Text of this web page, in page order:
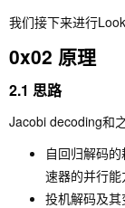
我们接下来进行
0x02 原理
2.1 思路
Jacobi decoding和
自回归解码
速器的并行能
投机解码及